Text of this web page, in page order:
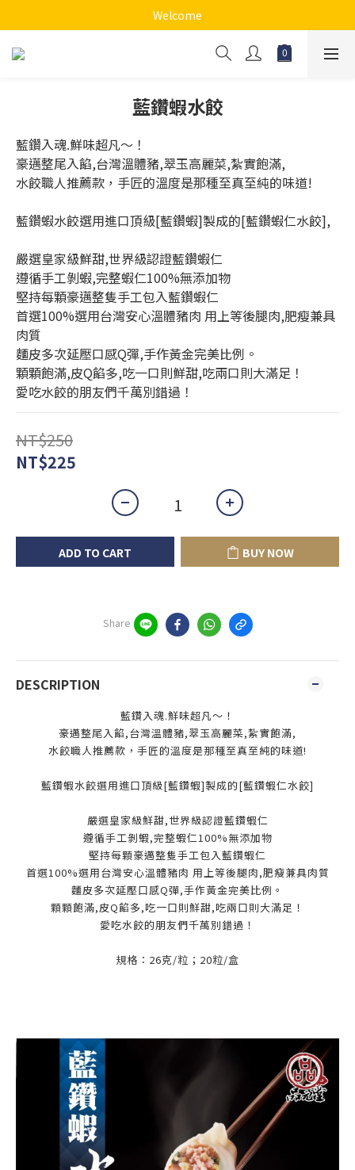
Welcome
藍鑽蝦水餃
藍鑽入魂.鮮味超凡～！
豪邁整尾入餡,台灣溫體豬,翠玉高麗菜,紮實飽滿,
水餃職人推薦款，手匠的溫度是那種至真至純的味道!
藍鑽蝦水餃選用進口頂級[藍鑽蝦]製成的[藍鑽蝦仁水餃],
嚴選皇家級鮮甜,世界級認證藍鑽蝦仁
遵循手工剝蝦,完整蝦仁100%無添加物
堅持每顆豪邁整隻手工包入藍鑽蝦仁
首選100%選用台灣安心溫體豬肉 用上等後腿肉,肥瘦兼具
肉質
麵皮多次延壓口感Q彈,手作黃金完美比例。
顆顆飽滿,皮Q餡多,吃一口則鮮甜,吃兩口則大滿足！
愛吃水餃的朋友們千萬別錯過！
NT$250
NT$225
ADD TO CART BUY NOW
Share
DESCRIPTION
藍鑽入魂.鮮味超凡～！
豪邁整尾入餡,台灣溫體豬,翠玉高麗菜,紮實飽滿,
水餃職人推薦款，手匠的溫度是那種至真至純的味道!
藍鑽蝦水餃選用進口頂級[藍鑽蝦]製成的[藍鑽蝦仁水餃]
嚴選皇家級鮮甜,世界級認證藍鑽蝦仁
遵循手工剝蝦,完整蝦仁100%無添加物
堅持每顆豪邁整隻手工包入藍鑽蝦仁
首選100%選用台灣安心溫體豬肉 用上等後腿肉,肥瘦兼具肉質
麵皮多次延壓口感Q彈,手作黃金完美比例。
顆顆飽滿,皮Q餡多,吃一口則鮮甜,吃兩口則大滿足！
愛吃水餃的朋友們千萬別錯過！
規格：26克/粒；20粒/盒